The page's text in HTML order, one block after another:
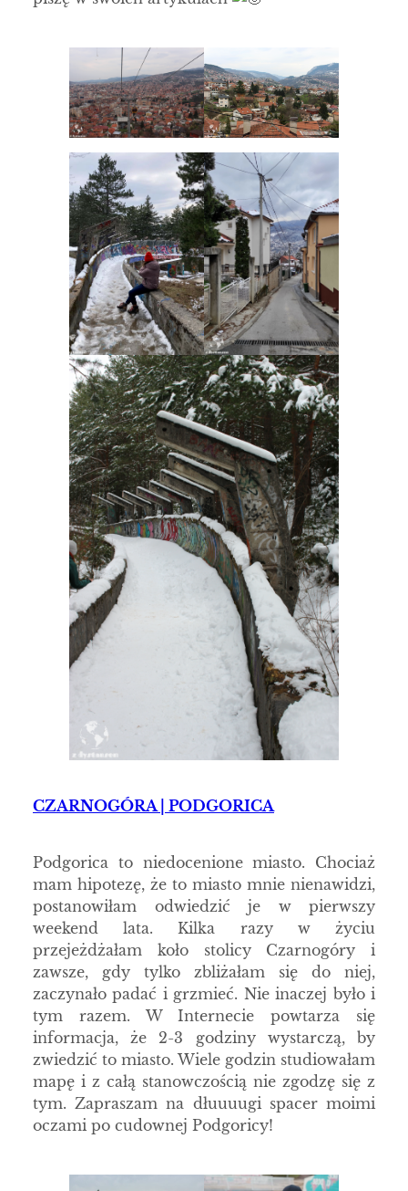
CZARNOGÓRA | PODGORICA
Podgorica to niedocenione miasto. Chociaż
mam hipotezę, że to miasto mnie nienawidzi,
postanowiłam odwiedzić je w pierwszy
weekend lata. Kilka razy w życiu
przejeżdżałam koło stolicy Czarnogóry i
zawsze, gdy tylko zbliżałam się do niej,
zaczynało padać i grzmieć. Nie inaczej było i
tym razem. W Internecie powtarza się
informacja, że 2-3 godziny wystarczą, by
zwiedzić to miasto. Wiele godzin studiowałam
mapę i z całą stanowczością nie zgodzę się z
tym. Zapraszam na dłuuuugi spacer moimi
oczami po cudownej Podgoricy!